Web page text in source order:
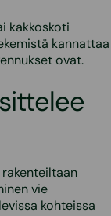
kakkoskoti
kannattaa
ovat.
vie
kohteissa